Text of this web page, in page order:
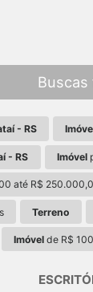
- RS
- RS Imóvel
até R$
Terreno
Imóvelde R$